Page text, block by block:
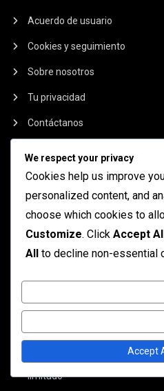
Acuerdo de usuario
Cookies y seguimiento
Sobre nosotros
Tu privacidad
Contáctanos
PUBLICACIONES
Mech Arena Pase de Batalla:
Tokens de Evento de Mech
Mech Arena Pase de Batalla:
Niveles
Tokens de Evento de Mech
limitado
We respect your privacy
Cookies help us improve
personalized content, and
choose which cookies to
Customize. Click Accept
All to decline non-essential
Accept